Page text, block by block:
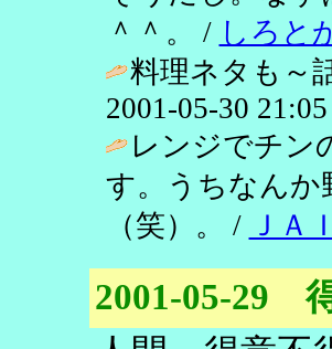
＾＾。 / しろと
料理ネタも～
2001-05-30
レンジでチン
す。うちなんか
（笑）。 / ＪＡＩ
2001-05-29